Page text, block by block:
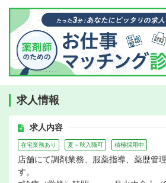
求人情報
求人内容
在宅業務あり 夏～秋入職可 積極採用中
店舗にて調剤業務、服薬指導、薬歴管
す。